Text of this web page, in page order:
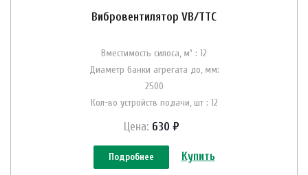
Вибровентилятор VB/ТТС
Вместимость силоса, м³ : 12
Диаметр банки агрегата до, мм:
2500
Кол-во устройств подачи, шт : 12
Цена: 630 ₽
Подробнее Купить